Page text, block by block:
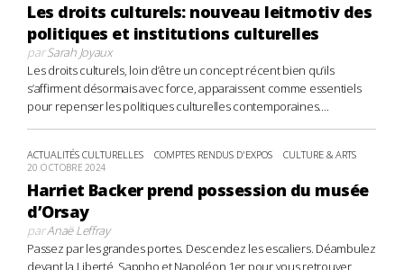
Les droits culturels: nouveau leitmotiv des
politiques et institutions culturelles
parSarah Joyaux
Les droits culturels, loin d’être un concept récent bien qu’ils
s’affirment désormais avec force, apparaissent comme essentiels
pour repenser les politiques culturelles contemporaines....
ACTUALITÉS CULTURELLES COMPTES RENDUS D'EXPOS CULTURE & ARTS
20 OCTOBRE 2024
Harriet Backer prend possession du musée
d’Orsay
parAnaë Leffray
Passez par les grandes portes. Descendez les escaliers. Déambulez
devant la Liberté, Sappho et Napoléon 1er pour vous retrouver